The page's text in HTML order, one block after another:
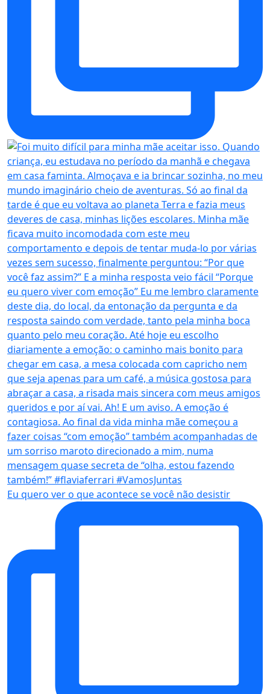
Eu quero ver o que acontece se você não desistir